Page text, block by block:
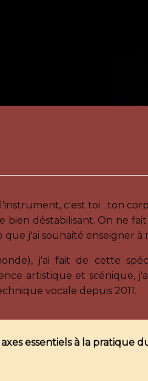
c'est toi : ton
déstabilisant. On ne
j'ai souhaité enseigner à
j'ai fait de cette
artistique et scénique,
vocale depuis 2011.
essentiels à la pratique